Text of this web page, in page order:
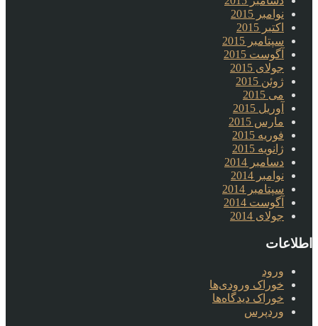
نوامبر 2015
اکتبر 2015
سپتامبر 2015
آگوست 2015
جولای 2015
ژوئن 2015
می 2015
آوریل 2015
مارس 2015
فوریه 2015
ژانویه 2015
دسامبر 2014
نوامبر 2014
سپتامبر 2014
آگوست 2014
جولای 2014
اطلاعات
ورود
خوراک ورودی‌ها
خوراک دیدگاه‌ها
وردپرس